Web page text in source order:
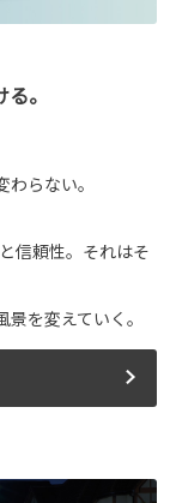
。
らない。
信頼性。それはそ
を変えていく。